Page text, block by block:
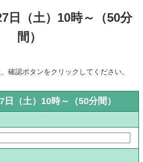
日（土）10時～（50分
間）
確認ボタンをクリックしてください。
（土）10時～（50分間）